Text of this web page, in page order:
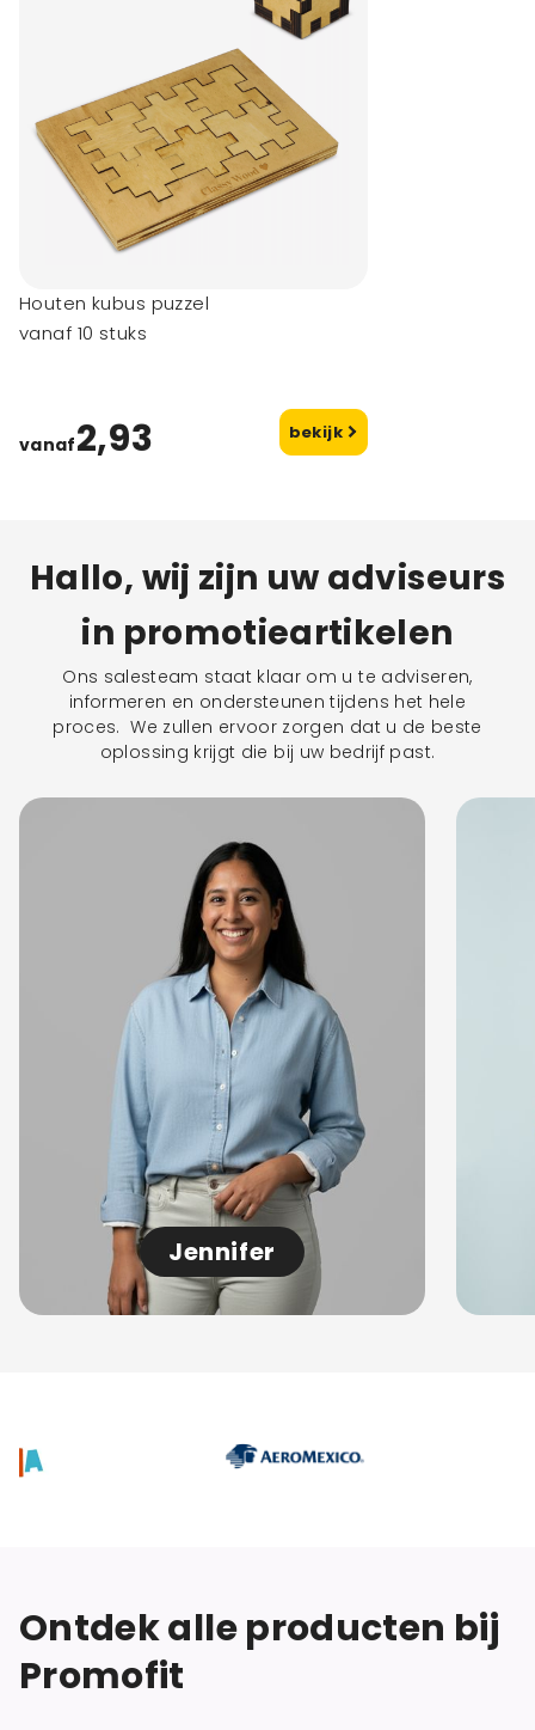
Houten kubus puzzel
vanaf 10 stuks
vanaf2,93 bekijk
Hallo, wij zijn uw adviseurs
in promotieartikelen
Ons salesteam staat klaar om u te adviseren,
informeren en ondersteunen tijdens het hele
proces. We zullen ervoor zorgen dat u de beste
oplossing krijgt die bij uw bedrijf past.
Jennifer
Ontdek alle producten bij
Promofit